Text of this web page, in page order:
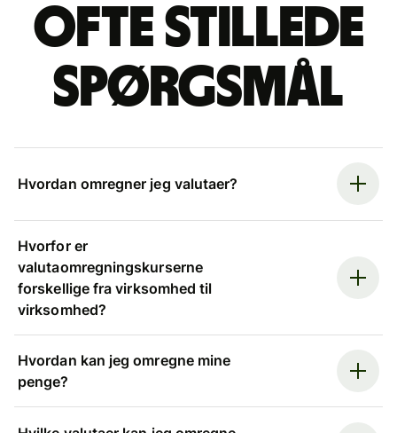
Ofte stillede
spørgsmål
Hvordan omregner jeg valutaer?
Hvorfor er
valutaomregningskurserne
forskellige fra virksomhed til
virksomhed?
Hvordan kan jeg omregne mine
penge?